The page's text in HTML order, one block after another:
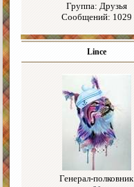
Группа: Друзья
Сообщений: 1029
Lince
Генерал-полковник